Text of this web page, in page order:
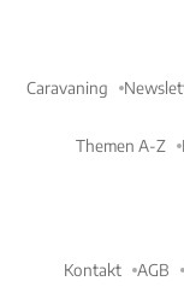
Caravaning
Themen A-Z
Kontakt AGB